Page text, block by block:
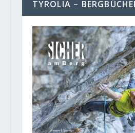
TYROLIA –